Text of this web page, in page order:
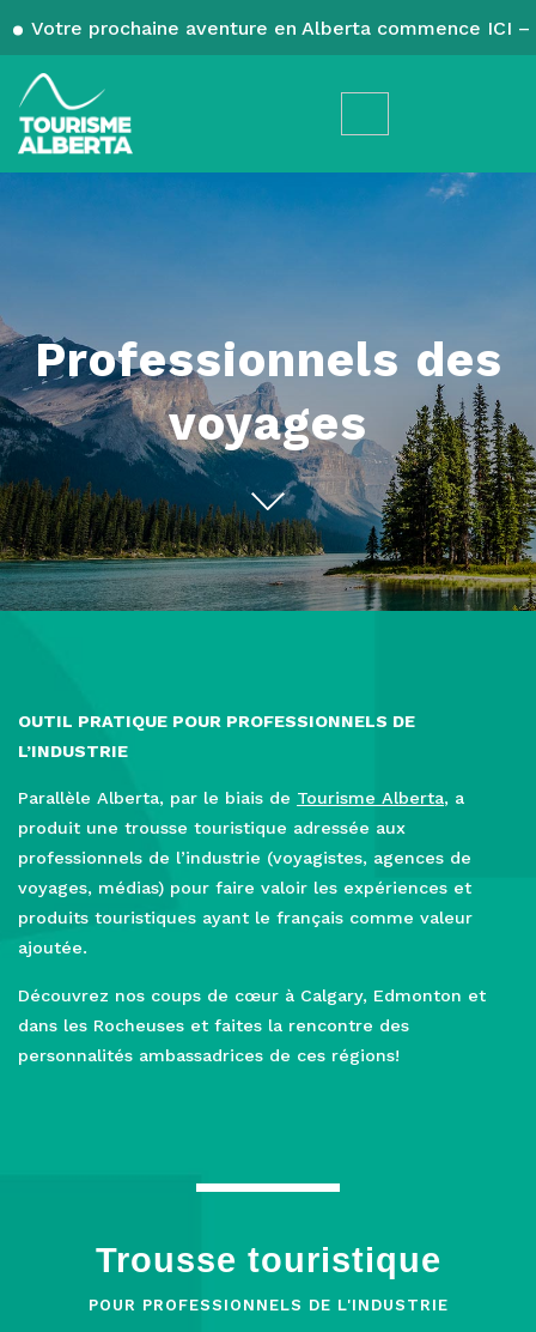
Votre prochaine aventure en Alberta commence ICI
Professionnels des
voyages
OUTIL PRATIQUE POUR PROFESSIONNELS DE
L’INDUSTRIE
Parallèle Alberta, par le biais de Tourisme Alberta, a
produit une trousse touristique adressée aux
professionnels de l’industrie (voyagistes, agences de
voyages, médias) pour faire valoir les expériences et
produits touristiques ayant le français comme valeur
ajoutée.
Découvrez nos coups de cœur à Calgary, Edmonton et
dans les Rocheuses et faites la rencontre des
personnalités ambassadrices de ces régions!
Trousse touristique
POUR PROFESSIONNELS DE L'INDUSTRIE